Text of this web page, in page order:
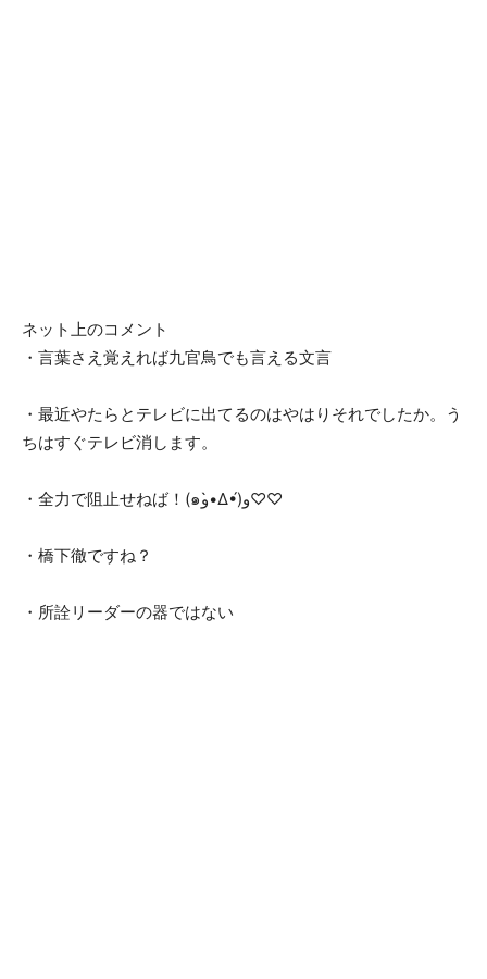
ネット上のコメント
・言葉さえ覚えれば九官鳥でも言える文言
・最近やたらとテレビに出てるのはやはりそれでしたか。う
ちはすぐテレビ消します。
・全力で阻止せねば！(๑و•̀Δ•́)و♡♡
・橋下徹ですね？
・所詮リーダーの器ではない